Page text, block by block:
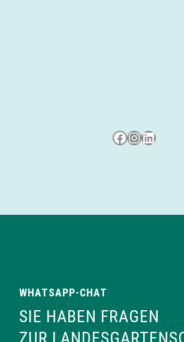
Besuche uns auf Facebook
Besuche uns auf Instagram
WHATSAPP-CHAT
SIE HABEN FRAGEN
ZUR